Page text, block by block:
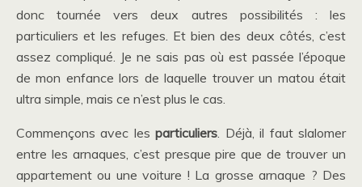
donc tournée vers deux autres possibilités : les
particuliers et les refuges. Et bien des deux côtés, c’est
assez compliqué. Je ne sais pas où est passée l’époque
de mon enfance lors de laquelle trouver un matou était
ultra simple, mais ce n’est plus le cas.
Commençons avec lesparticuliers. Déjà, il faut slalomer
entre les arnaques, c’est presque pire que de trouver un
appartement ou une voiture ! La grosse arnaque ? Des